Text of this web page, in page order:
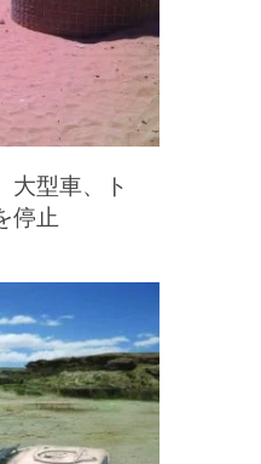
大型車、ト
停止